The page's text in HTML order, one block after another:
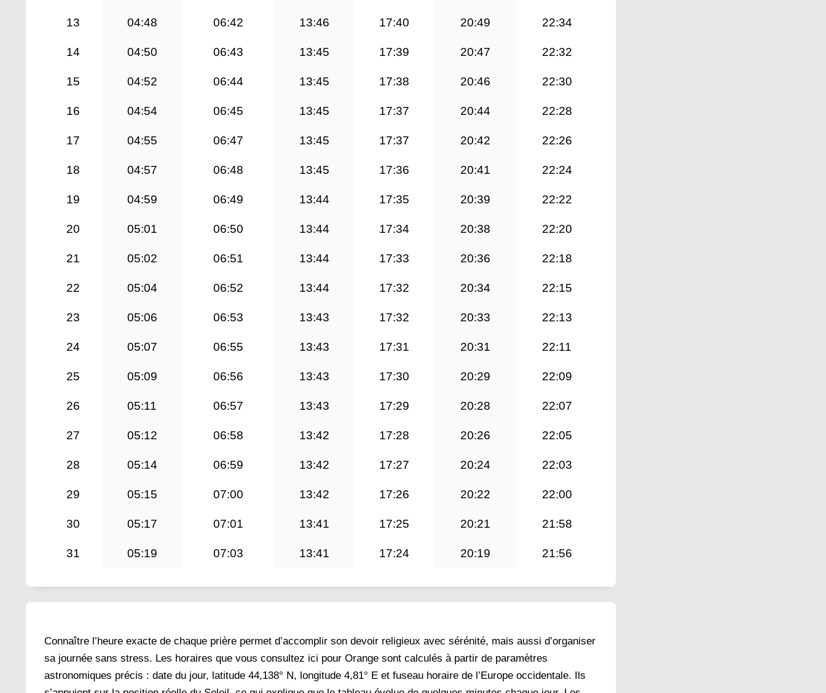
13 04:48 06:42 13:46 17:40 20:49 22:34
14 04:50 06:43 13:45 17:39 20:47 22:32
15 04:52 06:44 13:45 17:38 20:46 22:30
16 04:54 06:45 13:45 17:37 20:44 22:28
17 04:55 06:47 13:45 17:37 20:42 22:26
18 04:57 06:48 13:45 17:36 20:41 22:24
19 04:59 06:49 13:44 17:35 20:39 22:22
20 05:01 06:50 13:44 17:34 20:38 22:20
21 05:02 06:51 13:44 17:33 20:36 22:18
22 05:04 06:52 13:44 17:32 20:34 22:15
23 05:06 06:53 13:43 17:32 20:33 22:13
24 05:07 06:55 13:43 17:31 20:31 22:11
25 05:09 06:56 13:43 17:30 20:29 22:09
26 05:11 06:57 13:43 17:29 20:28 22:07
27 05:12 06:58 13:42 17:28 20:26 22:05
28 05:14 06:59 13:42 17:27 20:24 22:03
29 05:15 07:00 13:42 17:26 20:22 22:00
30 05:17 07:01 13:41 17:25 20:21 21:58
31 05:19 07:03 13:41 17:24 20:19 21:56
Connaître l’heure exacte de chaque prière permet d’accomplir son devoir religieux avec sérénité, mais aussi d’organiser
sa journée sans stress. Les horaires que vous consultez ici pour Orange sont calculés à partir de paramètres
astronomiques précis : date du jour, latitude 44,138° N, longitude 4,81° E et fuseau horaire de l’Europe occidentale. Ils